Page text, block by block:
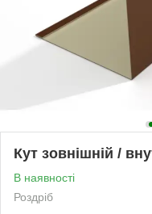
Кут зовнішній /
В наявності
Роздріб